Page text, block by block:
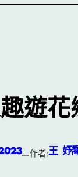
遊
—作者:王 妤